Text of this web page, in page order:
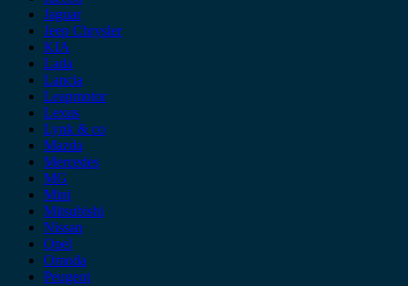
Jaguar
Jeep Chrysler
KIA
Lada
Lancia
Leapmotor
Lexus
Lynk & co
Mazda
Mercedes
MG
Mini
Mitsubishi
Nissan
Opel
Omoda
Peugeot